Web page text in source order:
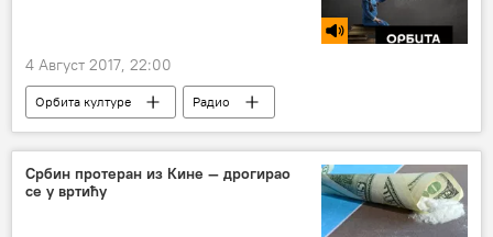
4 Август 2017, 22:00
Орбита културе Радио
Србин протеран из Кине — дрогирао
се у вртићу